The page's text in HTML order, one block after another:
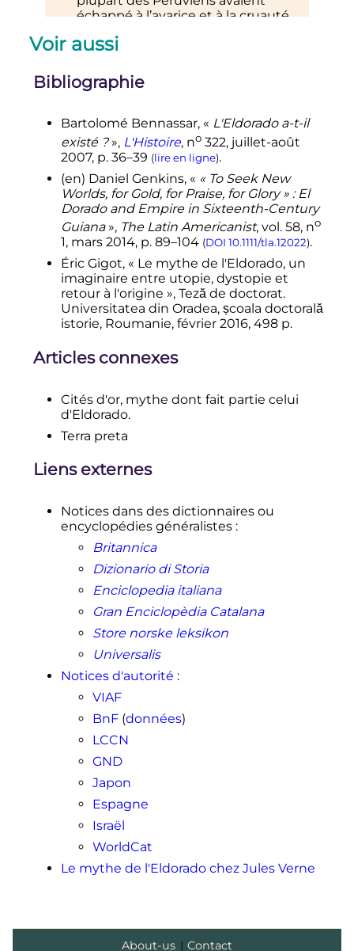
échappé à l’avarice et à la cruauté
habitaient au milieu des terres, près
était d’or ; qu’il y avait une ville dont
les toits étaient couverts de ce
cette villeEldorado ils la
cherchèrent longtemps. Ce nom
d’Eldorado éveilla toutes les
puissances. La reine Élisabeth
envoya en 1596 une flotte sous le
commandement du savant et
malheureux Raleigh, pour disputer
aux Espagnols ces nouvelles
dépouilles. Raleigh, en effet,
pénétra dans le pays habité par des
peuples rouges. Il prétend qu’il y a
une nation dont les épaules sont
aussi hautes que la tête. Il ne doute
point qu’il n’y ait des mines : il
rapporta une centaine de grandes
d’or ouvragés ; mais enfin on ne
Parima
Voir aussi
Bibliographie
Bartolomé Bennassar, « L'Eldorado a-t-il
existé ?», L'Histoire, no322, juillet-août
2007, p.36–39 (lire en ligne).
(en) Daniel Genkins, « « To Seek New
Worlds, for Gold, for Praise, for Glory » : El
Dorado and Empire in Sixteenth-Century
Guiana», The Latin Americanist, vol.58, no
1, mars 2014, p.89–104 (DOI 10.1111/tla.12022).
Éric Gigot, « Le mythe de l'Eldorado, un
imaginaire entre utopie, dystopie et
retour à l'origine », Teză de doctorat.
Universitatea din Oradea, școala doctorală
istorie, Roumanie, février 2016, 498 p.
Articles connexes
Cités d'or, mythe dont fait partie celui
d'Eldorado.
Terra preta
Liens externes
Notices dans des dictionnaires ou
encyclopédies généralistes:
Britannica
Dizionario di Storia
Enciclopedia italiana
Gran Enciclopèdia Catalana
Store norske leksikon
Universalis
Notices d'autorité :
VIAF
BnF(données)
LCCN
GND
Japon
Espagne
Israël
WorldCat
Le mythe de l'Eldorado chez Jules Verne
About-us | Contact